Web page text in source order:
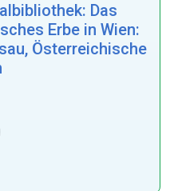
Das
Erbe in Wien:
Österreichische